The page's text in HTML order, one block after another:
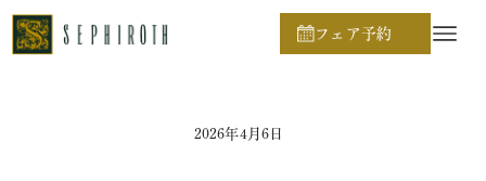
フェア予約
ホーム
2026年4月6日